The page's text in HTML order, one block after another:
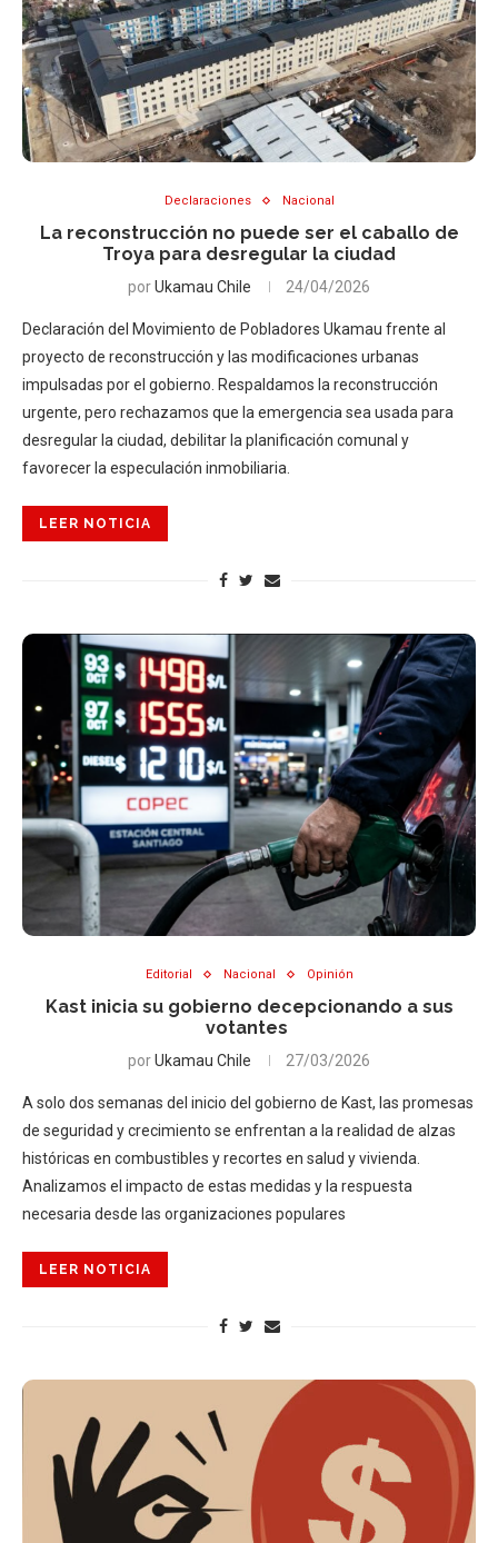
Declaraciones Nacional
La reconstrucción no puede ser el caballo de
Troya para desregular la ciudad
porUkamau Chile 24/04/2026
Declaración del Movimiento de Pobladores Ukamau frente al
proyecto de reconstrucción y las modificaciones urbanas
impulsadas por el gobierno. Respaldamos la reconstrucción
urgente, pero rechazamos que la emergencia sea usada para
desregular la ciudad, debilitar la planificación comunal y
favorecer la especulación inmobiliaria.
LEER NOTICIA
Editorial Nacional Opinión
Kast inicia su gobierno decepcionando a sus
votantes
porUkamau Chile 27/03/2026
A solo dos semanas del inicio del gobierno de Kast, las promesas
de seguridad y crecimiento se enfrentan a la realidad de alzas
históricas en combustibles y recortes en salud y vivienda.
Analizamos el impacto de estas medidas y la respuesta
necesaria desde las organizaciones populares
LEER NOTICIA